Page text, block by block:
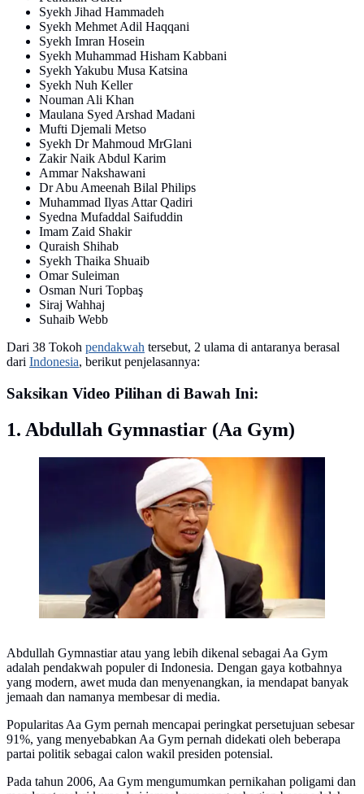
Syekh Jihad Hammadeh
Syekh Mehmet Adil Haqqani
Syekh Imran Hosein
Syekh Muhammad Hisham Kabbani
Syekh Yakubu Musa Katsina
Syekh Nuh Keller
Nouman Ali Khan
Maulana Syed Arshad Madani
Mufti Djemali Metso
Syekh Dr Mahmoud MrGlani
Zakir Naik Abdul Karim
Ammar Nakshawani
Dr Abu Ameenah Bilal Philips
Muhammad Ilyas Attar Qadiri
Syedna Mufaddal Saifuddin
Imam Zaid Shakir
Quraish Shihab
Syekh Thaika Shuaib
Omar Suleiman
Osman Nuri Topbaş
Siraj Wahhaj
Suhaib Webb
Dari 38 Tokoh pendakwah tersebut, 2 ulama di antaranya berasal
dari Indonesia, berikut penjelasannya:
Saksikan Video Pilihan di Bawah Ini:
1. Abdullah Gymnastiar (Aa Gym)
AA Gym. (www.tobasatu.com)
Abdullah Gymnastiar atau yang lebih dikenal sebagai Aa Gym
adalah pendakwah populer di Indonesia. Dengan gaya kotbahnya
yang modern, awet muda dan menyenangkan, ia mendapat banyak
jemaah dan namanya membesar di media.
Popularitas Aa Gym pernah mencapai peringkat persetujuan sebesar
91%, yang menyebabkan Aa Gym pernah didekati oleh beberapa
partai politik sebagai calon wakil presiden potensial.
Pada tahun 2006, Aa Gym mengumumkan pernikahan poligami dan